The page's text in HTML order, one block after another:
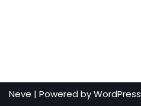
Neve | Powered byWordPress